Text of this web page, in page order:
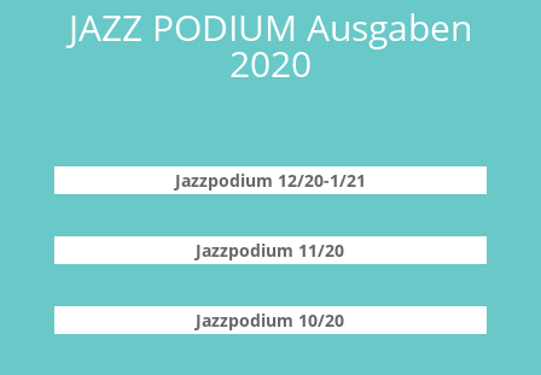
JAZZ PODIUM Ausgaben
2020
Jazzpodium 12/20-1/21
Jazzpodium 11/20
Jazzpodium 10/20